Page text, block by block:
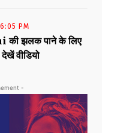
6:05 PM
झलक पाने के लिए
वीडियो
-